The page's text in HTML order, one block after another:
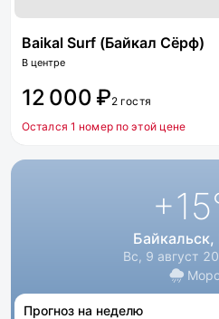
Baikal Surf (Байкал Сёрф)
В центре
12 000 ₽2 гостя
Остался 1 номер по этой цене
+15
Байкальск,
Вс, 9 август
Прогноз на неделю